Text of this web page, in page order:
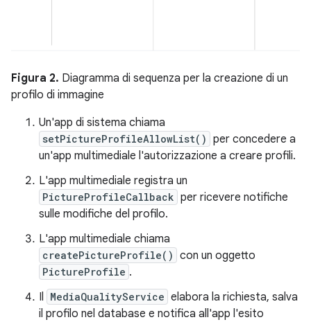
Figura 2. Diagramma di sequenza per la creazione di un
profilo di immagine
Un'app di sistema chiama
setPictureProfileAllowList() per concedere a
un'app multimediale l'autorizzazione a creare profili.
L'app multimediale registra un
PictureProfileCallback per ricevere notifiche
sulle modifiche del profilo.
L'app multimediale chiama
createPictureProfile() con un oggetto
PictureProfile .
Il MediaQualityService elabora la richiesta, salva
il profilo nel database e notifica all'app l'esito